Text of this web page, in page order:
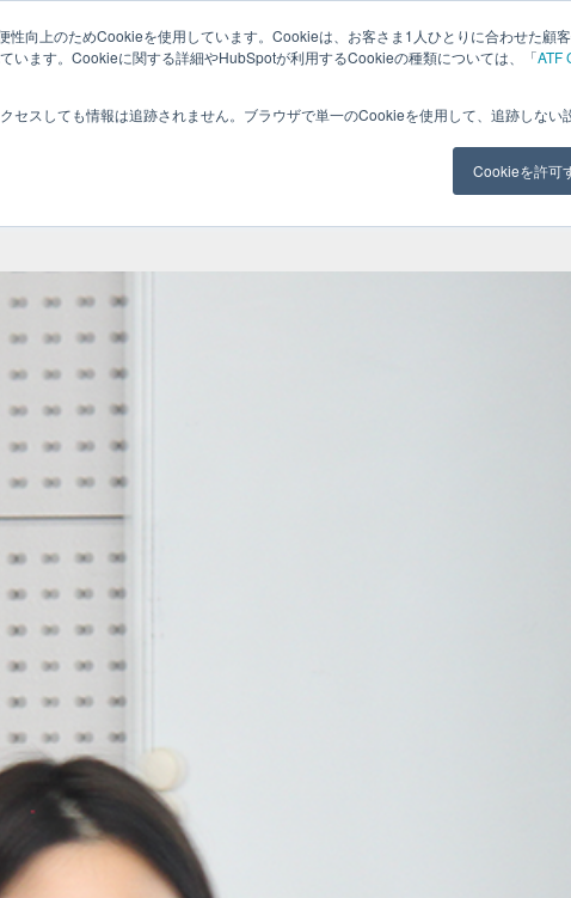
性向上のためCookieを使用しています。Cookieは、お客さま1人ひとりに合わせた顧客
います。Cookieに関する詳細やHubSpotが利用するCookieの種類については、「ATF
セスしても情報は追跡されません。ブラウザで単一のCookieを使用して、追跡しない
Cookieを許可
サービスメニュー 料金 Web制作 ナレッジ